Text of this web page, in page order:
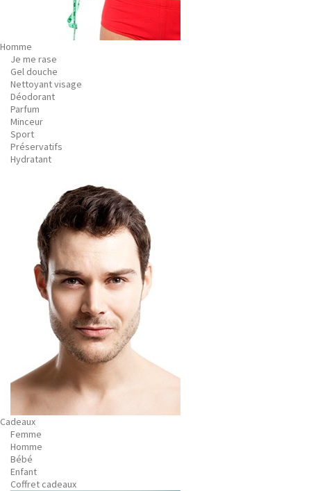
Homme
Je me rase
Gel douche
Nettoyant visage
Déodorant
Parfum
Minceur
Sport
Préservatifs
Hydratant
Cadeaux
Femme
Homme
Bébé
Enfant
Coffret cadeaux